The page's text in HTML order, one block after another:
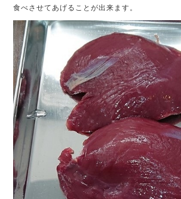
食べさせてあげることが出来ます。